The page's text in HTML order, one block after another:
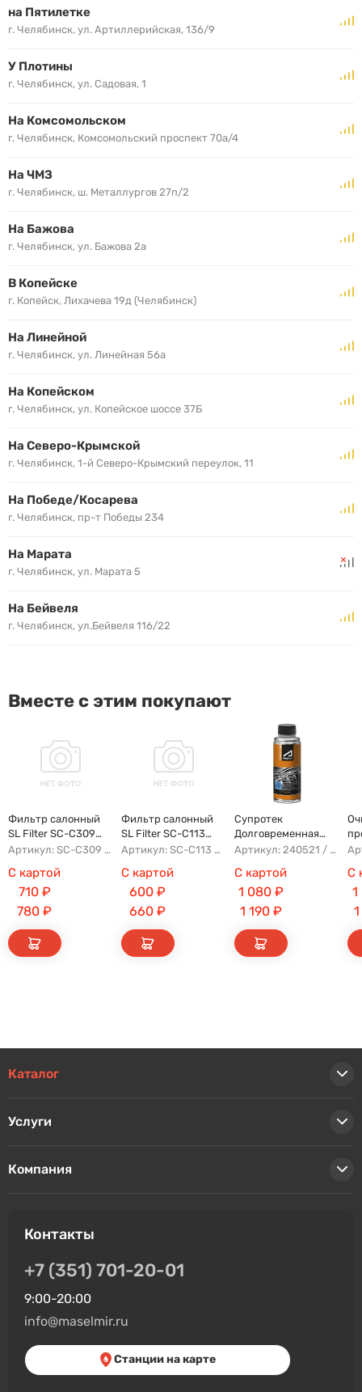
на Пятилетке
г. Челябинск, ул. Артиллерийская, 136/9
У Плотины
г. Челябинск, ул. Садовая, 1
На Комсомольском
г. Челябинск, Комсомольский проспект 70а/4
На ЧМЗ
г. Челябинск, ш. Металлургов 27п/2
На Бажова
г. Челябинск, ул. Бажова 2а
В Копейске
г. Копейск, Лихачева 19д (Челябинск)
На Линейной
г. Челябинск, ул. Линейная 56а
На Копейском
г. Челябинск, ул. Копейское шоссе 37Б
На Северо-Крымской
г. Челябинск, 1-й Северо-Крымский переулок, 11
На Победе/Косарева
г. Челябинск, пр-т Победы 234
На Марата
г. Челябинск, ул. Марата 5
На Бейвеля
г. Челябинск, ул.Бейвеля 116/22
Вместе с этим покупают
Фильтр салонный
SL Filter SC-C309
(AG854CF)
Артикул: SC-C309 AG854CF 8022021300 8025530000 AFW2992
С картой
710₽
780 ₽
Фильтр салонный
SL Filter SC-C113
(AG779CF)
Артикул: SC-C113 AFW1107 8104400XKZ96A AG779CF
С картой
600 ₽
660 ₽
Супротек
Долговременная
Промывка
Артикул: 240521 / 122929
С картой
1 080₽
1 190₽
С
1
Каталог
Услуги
Компания
Контакты
+7 (351) 701-20-01
9:00-20:00
info@maselmir.ru
Станции на карте